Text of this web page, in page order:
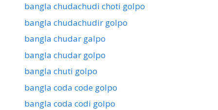
bangla chudachudi choti golpo
bangla chudachudir golpo
bangla chudar galpo
bangla chudar golpo
bangla chuti golpo
bangla coda code golpo
bangla coda codi golpo